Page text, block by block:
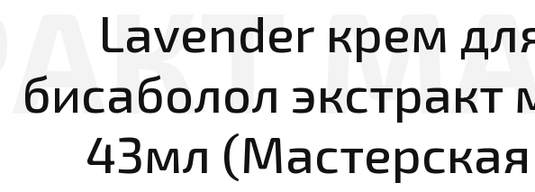
Lavender крем
бисаболол экстракт
43мл